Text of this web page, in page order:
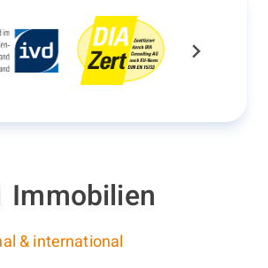
Immobilien
& international